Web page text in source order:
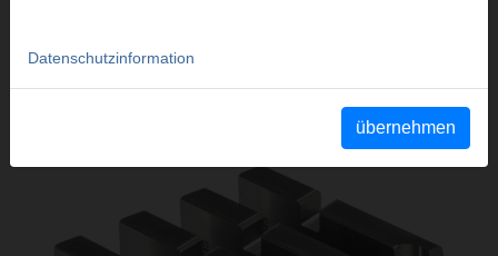
Katalogauszüge
Katalogauszug REMS Schneidbacken(PDF)
Datenschutzinformation
übernehmen